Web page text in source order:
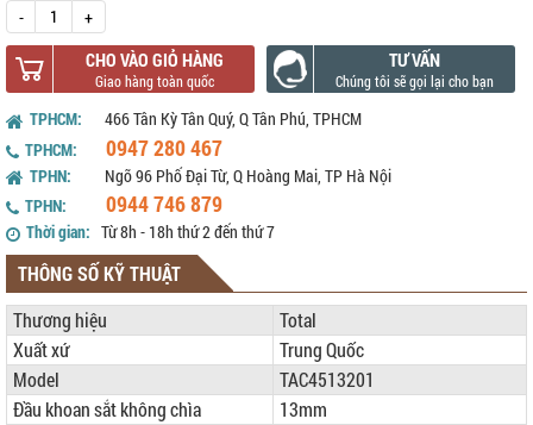
- +
CHO VÀO GIỎ HÀNG TƯ VẤN
TPHCM:
466 Tân Kỳ Tân Quý, Q Tân Phú, TPHCM
TPHCM:
0947 280 467
TPHN:
Ngõ 96 Phố Đại Từ, Q Hoàng Mai, TP Hà Nội
TPHN:
0944 746 879
Thời gian: Từ 8h - 18h thứ 2 đến thứ 7
THÔNG SỐ KỸ THUẬT
Thương hiệu
Total
Xuất xứ
Trung Quốc
Model
TAC4513201
Đầu khoan sắt không chìa
13mm